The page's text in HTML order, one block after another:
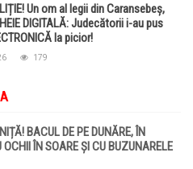
Un om al legii din Caransebeș,
DIGITALĂ: Judecătorii i-au pus
la picior!
179
BACUL DE PE DUNĂRE, ÎN
ÎN SOARE ȘI CU BUZUNARELE